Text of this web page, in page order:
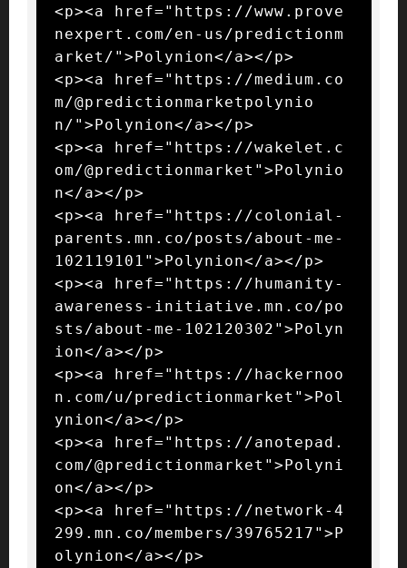
<p><a href="https://www.prove
nexpert.com/en-us/predictionm
arket/">Polynion</a></p>
<p><a href="https://medium.co
m/@predictionmarketpolynio
n/">Polynion</a></p>
<p><a href="https://wakelet.c
om/@predictionmarket">Polynio
n</a></p>
<p><a href="https://colonial-
parents.mn.co/posts/about-me-
102119101">Polynion</a></p>
<p><a href="https://humanity-
awareness-initiative.mn.co/po
sts/about-me-102120302">Polyn
ion</a></p>
<p><a href="https://hackernoo
n.com/u/predictionmarket">Pol
ynion</a></p>
<p><a href="https://anotepad.
com/@predictionmarket">Polyni
on</a></p>
<p><a href="https://network-4
299.mn.co/members/39765217">P
olynion</a></p>